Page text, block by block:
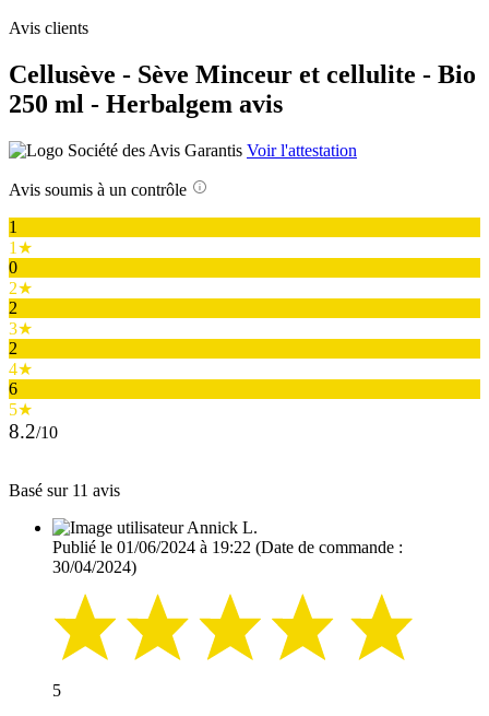
Avis clients
Cellusève - Sève Minceur et cellulite - Bio
250 ml - Herbalgem avis
Voir l'attestation
Avis soumis à un contrôle
1
1★
0
2★
2
3★
2
4★
6
5★
8.2/10
Basé sur 11 avis
Annick L.
Publié le 01/06/2024 à 19:22 (Date de commande :
30/04/2024)
5